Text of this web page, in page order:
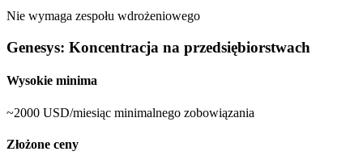
Nie wymaga zespołu wdrożeniowego
Genesys: Koncentracja na przedsiębiorstwach
Wysokie minima
~2000 USD/miesiąc minimalnego zobowiązania
Złożone ceny